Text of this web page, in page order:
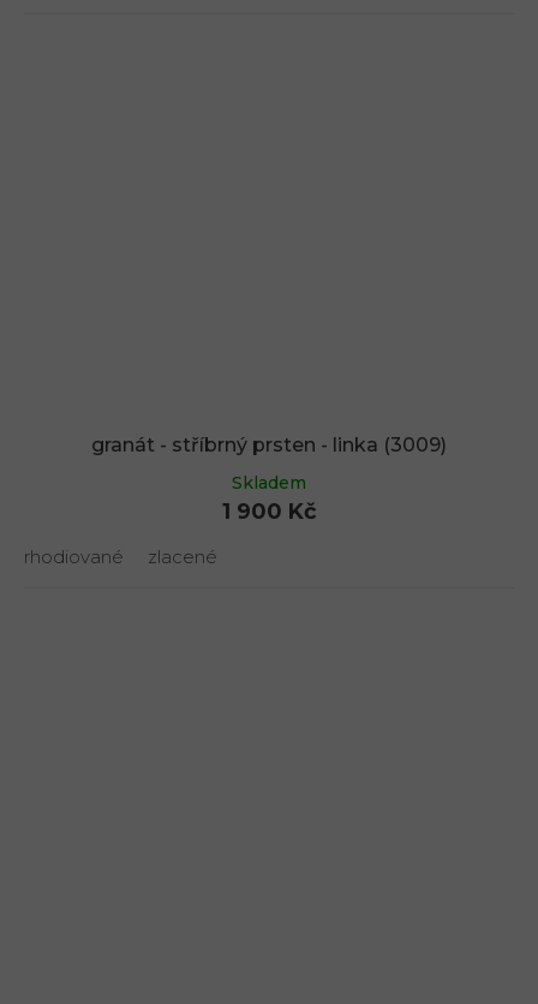
granát - stříbrný prsten - linka (3009)
Skladem
1 900 Kč
rhodiované zlacené